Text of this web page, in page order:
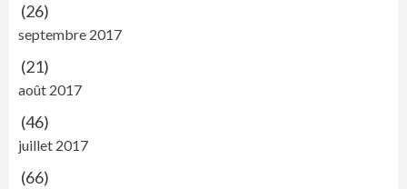
(26)
septembre 2017
(21)
août 2017
(46)
juillet 2017
(66)